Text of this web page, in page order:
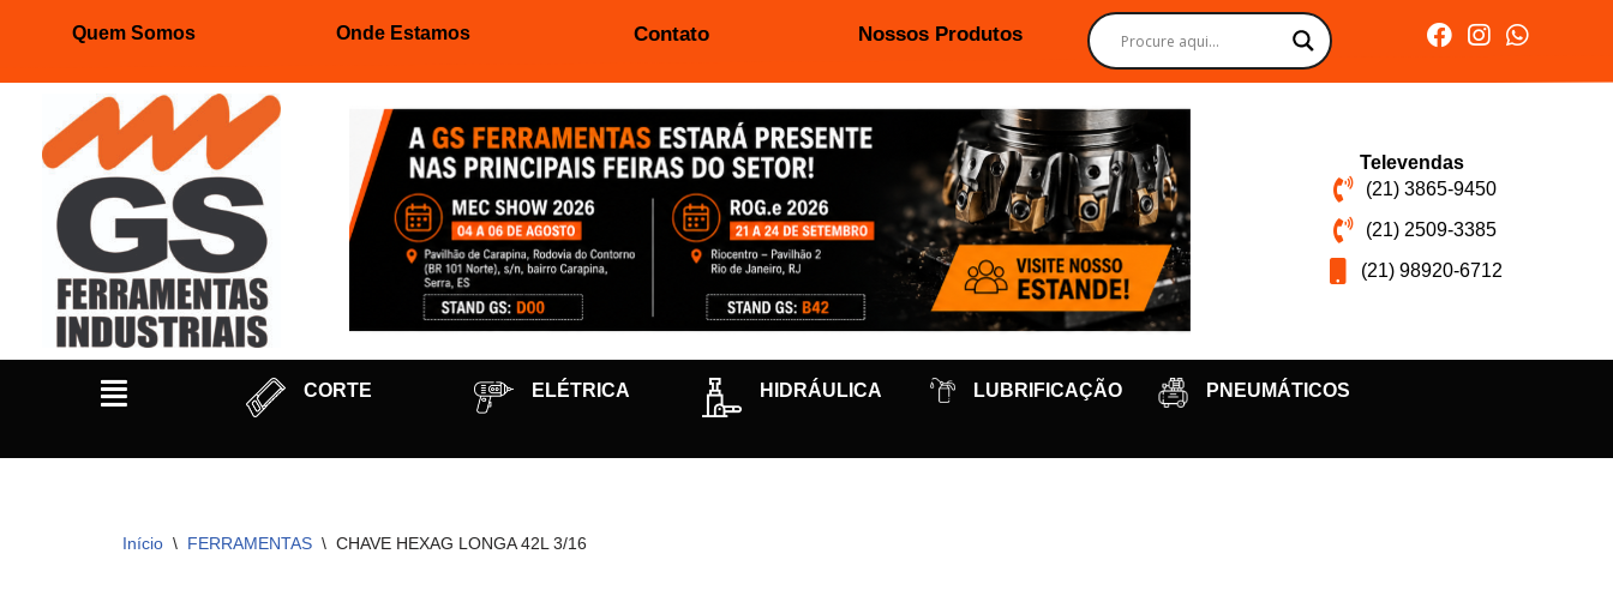
conteúdo
Quem Somos Onde Estamos Contato Nossos Produtos
Televendas
(21) 3865-9450
(21) 2509-3385
(21) 98920-6712
CORTE ELÉTRICA HIDRÁULICA LUBRIFICAÇÃO PNEUMÁTICOS
Início \ FERRAMENTAS \ CHAVE HEXAG LONGA 42L 3/16